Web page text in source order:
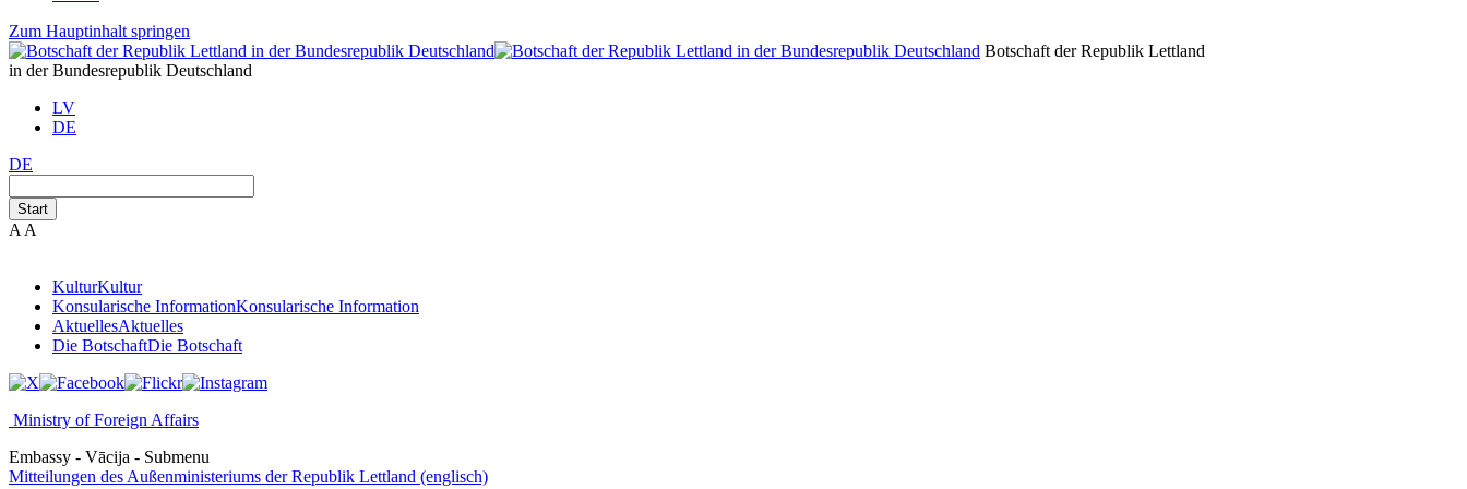
Zum Hauptinhalt springen
Botschaft der Republik Lettland
in der Bundesrepublik Deutschland
LV
DE
DE
Start
A A
KulturKultur
Konsularische InformationKonsularische Information
AktuellesAktuelles
Die BotschaftDie Botschaft
Ministry of Foreign Affairs
Embassy - Vācija - Submenu
Mitteilungen des Außenministeriums der Republik Lettland (englisch)